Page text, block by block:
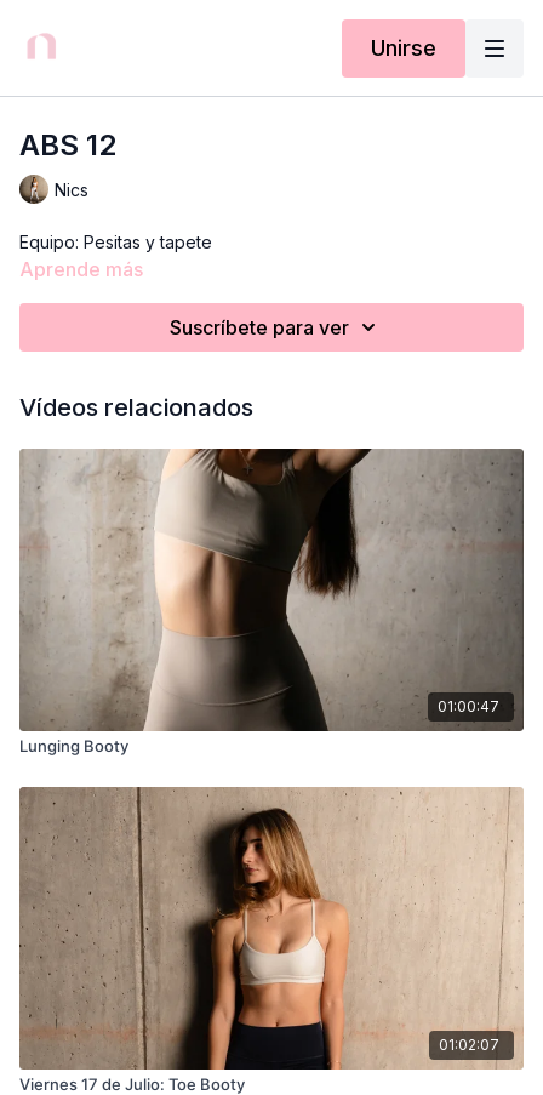
Unirse
ABS 12
Nics
Equipo: Pesitas y tapete
Aprende más
Suscríbete para ver
Vídeos relacionados
01:00:47
Lunging Booty
01:02:07
Viernes 17 de Julio: Toe Booty